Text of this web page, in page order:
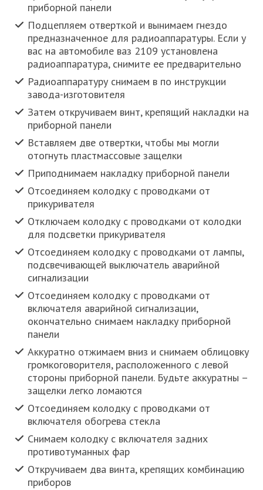
приборной панели
Подцепляем отверткой и вынимаем гнездо
предназначенное для радиоаппаратуры. Если у
вас на автомобиле ваз 2109 установлена
радиоаппаратура, снимите ее предварительно
Радиоаппаратуру снимаем в по инструкции
завода-изготовителя
Затем откручиваем винт, крепящий накладки на
приборной панели
Вставляем две отвертки, чтобы мы могли
отогнуть пластмассовые защелки
Приподнимаем накладку приборной панели
Отсоединяем колодку с проводками от
прикуривателя
Отключаем колодку с проводками от колодки
для подсветки прикуривателя
Отсоединяем колодку с проводками от лампы,
подсвечивающей выключатель аварийной
сигнализации
Отсоединяем колодку с проводками от
включателя аварийной сигнализации,
окончательно снимаем накладку приборной
панели
Аккуратно отжимаем вниз и снимаем облицовку
громкоговорителя, расположенного с левой
стороны приборной панели. Будьте аккуратны –
защелки легко ломаются
Отсоединяем колодку с проводками от
включателя обогрева стекла
Снимаем колодку с включателя задних
противотуманных фар
Откручиваем два винта, крепящих комбинацию
приборов